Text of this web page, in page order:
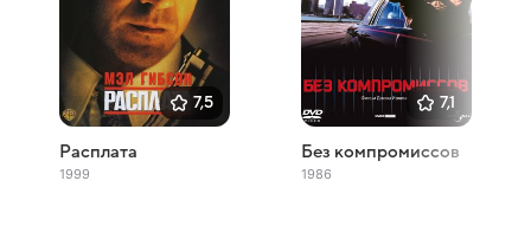
7,5
Расплата
1999
7,1
Без компромиссов
1986